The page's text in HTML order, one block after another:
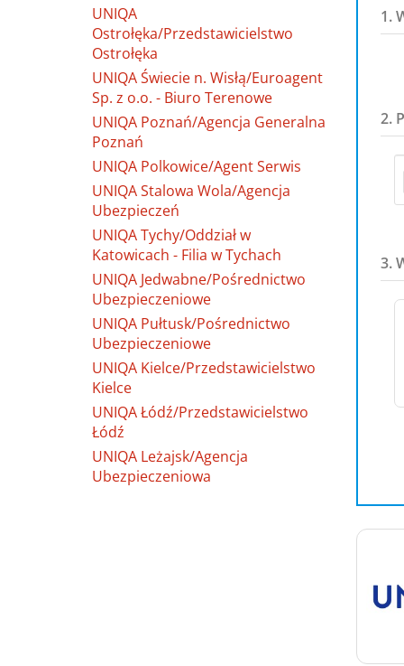
UNIQA
Ostrołęka/Przedstawicielstwo
Ostrołęka
UNIQA Świecie n. Wisłą/Euroagent
Sp. z o.o. - Biuro Terenowe
UNIQA Poznań/Agencja Generalna
Poznań
UNIQA Polkowice/Agent Serwis
UNIQA Stalowa Wola/Agencja
Ubezpieczeń
UNIQA Tychy/Oddział w
Katowicach - Filia w Tychach
UNIQA Jedwabne/Pośrednictwo
Ubezpieczeniowe
UNIQA Pułtusk/Pośrednictwo
Ubezpieczeniowe
UNIQA Kielce/Przedstawicielstwo
Kielce
UNIQA Łódź/Przedstawicielstwo
Łódź
UNIQA Leżajsk/Agencja
Ubezpieczeniowa
1.
2.
3.